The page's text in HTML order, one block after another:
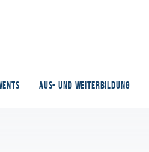
AUS- UND WEITERBILDUNG